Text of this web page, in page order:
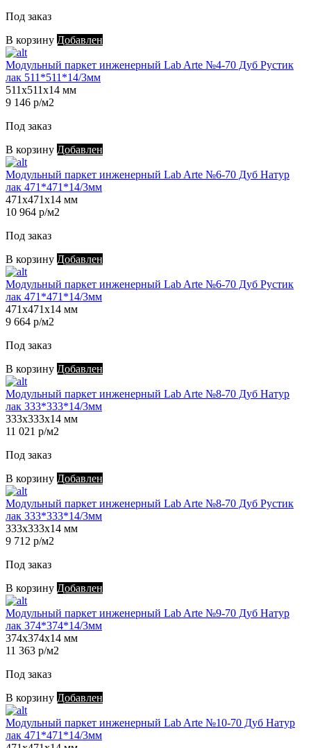
Под заказ
В корзину Добавлен
Модульный паркет инженерный Lab Arte №4-70 Дуб Рустик
лак 511*511*14/3мм
511х511х14 мм
9 146 р/м2
Под заказ
В корзину Добавлен
Модульный паркет инженерный Lab Arte №6-70 Дуб Натур
лак 471*471*14/3мм
471х471х14 мм
10 964 р/м2
Под заказ
В корзину Добавлен
Модульный паркет инженерный Lab Arte №6-70 Дуб Рустик
лак 471*471*14/3мм
471х471х14 мм
9 664 р/м2
Под заказ
В корзину Добавлен
Модульный паркет инженерный Lab Arte №8-70 Дуб Натур
лак 333*333*14/3мм
333х333х14 мм
11 021 р/м2
Под заказ
В корзину Добавлен
Модульный паркет инженерный Lab Arte №8-70 Дуб Рустик
лак 333*333*14/3мм
333х333х14 мм
9 712 р/м2
Под заказ
В корзину Добавлен
Модульный паркет инженерный Lab Arte №9-70 Дуб Натур
лак 374*374*14/3мм
374х374х14 мм
11 363 р/м2
Под заказ
В корзину Добавлен
Модульный паркет инженерный Lab Arte №10-70 Дуб Натур
лак 471*471*14/3мм